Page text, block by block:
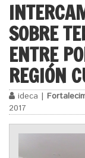
SOBRE
ENTRE
REGIÓN
ideca |
2017